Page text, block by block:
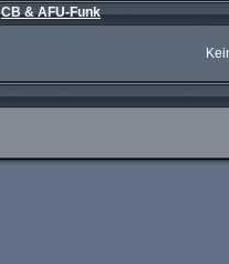
CB & AFU-Funk